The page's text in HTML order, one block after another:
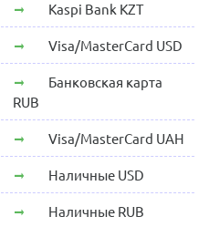
Kaspi Bank KZT
Visa/MasterCard USD
Банковская карта
RUB
Visa/MasterCard UAH
Наличные USD
Наличные RUB